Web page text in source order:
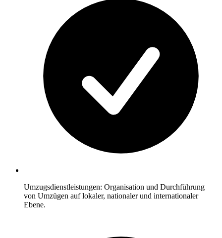
Umzugsdienstleistungen: Organisation und Durchführung
von Umzügen auf lokaler, nationaler und internationaler
Ebene.